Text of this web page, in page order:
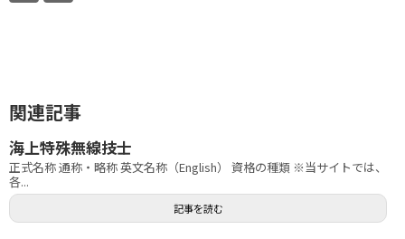
関連記事
海上特殊無線技士
正式名称 通称・略称 英文名称（English） 資格の種類 ※当サイトでは、
各...
記事を読む